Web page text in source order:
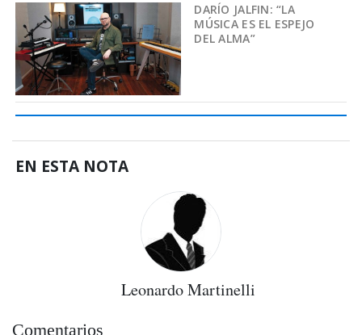
DARÍO JALFIN: “LA
MÚSICA ES EL ESPEJO
DEL ALMA”
EN ESTA NOTA
Leonardo Martinelli
Comentarios